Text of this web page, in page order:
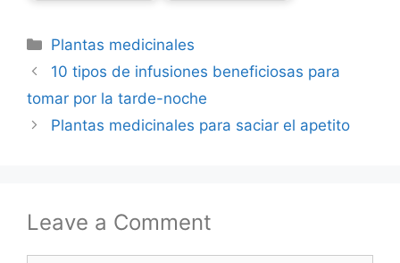
Categories
Plantas medicinales
10 tipos de infusiones beneficiosas para
tomar por la tarde-noche
Plantas medicinales para saciar el apetito
Leave a Comment